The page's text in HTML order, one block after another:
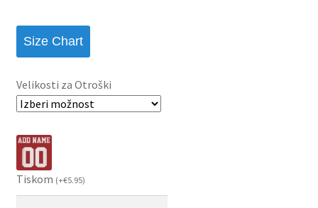
Size Chart
Velikosti za Otroški
Tiskom (+€5.95)